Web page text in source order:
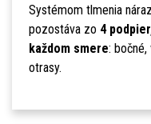
Systémom tlmenia
pozostáva zo 4
každom smere:
otrasy.